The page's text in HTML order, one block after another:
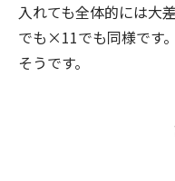
入れても全体的には大
でも×11でも同様です
そうです。